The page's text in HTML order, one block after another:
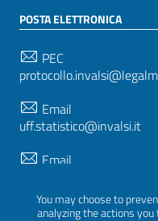
You may choose to
analyzing the actions
POSTA ELETTRONICA
PEC
Email
uff.statistico@invalsi.it
Email